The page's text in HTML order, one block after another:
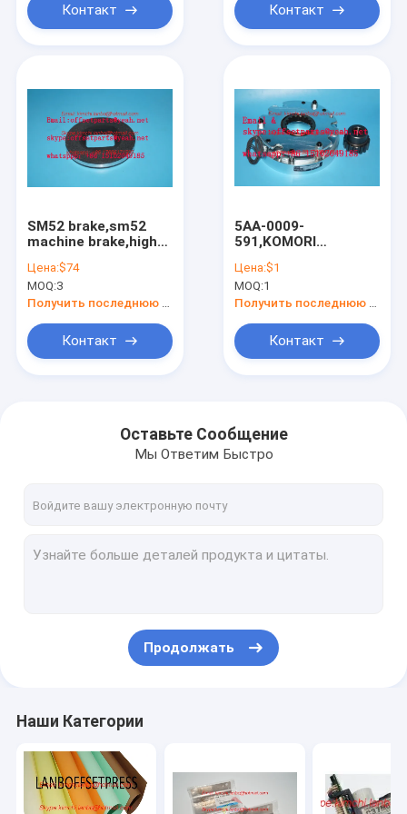
Контакт Контакт
SM52 brake,sm52
machine brake,high
parts,OD=112mm,ID=45mm,Thickness=13m
Цена:$74
MOQ:3
Контакт
5AA-0009-
591,KOMORI
brake,BXL-16-10-A-
113
Цена:$1
MOQ:1
Контакт
Оставьте Сообщение
Мы Ответим Быстро
Продолжать
Наши Категории